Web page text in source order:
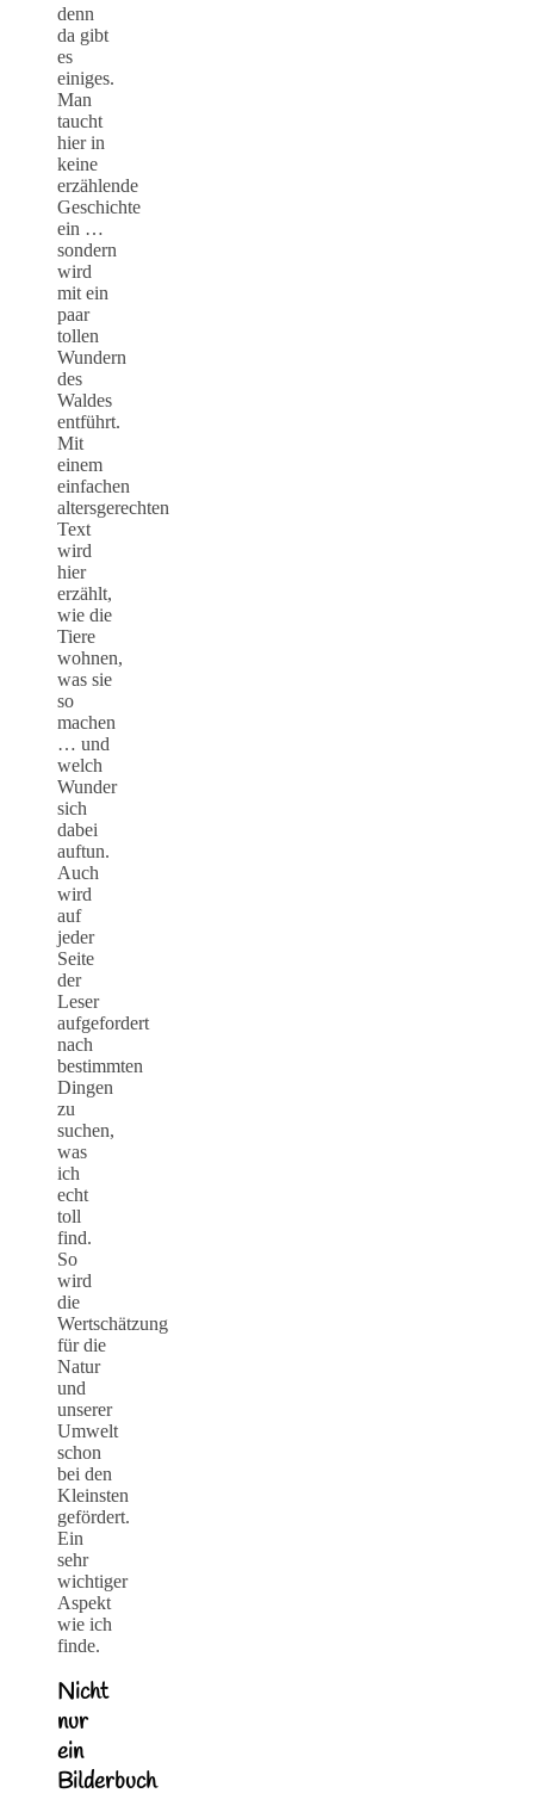
denn
da gibt
es
einiges.
Man
taucht
hier in
keine
erzählende
Geschichte
ein …
sondern
wird
mit ein
paar
tollen
Wundern
des
Waldes
entführt.
Mit
einem
einfachen
altersgerechten
Text
wird
hier
erzählt,
wie die
Tiere
wohnen,
was sie
so
machen
… und
welch
Wunder
sich
dabei
auftun.
Auch
wird
auf
jeder
Seite
der
Leser
aufgefordert
nach
bestimmten
Dingen
zu
suchen,
was
ich
echt
toll
find.
So
wird
die
Wertschätzung
für die
Natur
und
unserer
Umwelt
schon
bei den
Kleinsten
gefördert.
Ein
sehr
wichtiger
Aspekt
wie ich
finde.
Nicht
nur
ein
Bilderbuch